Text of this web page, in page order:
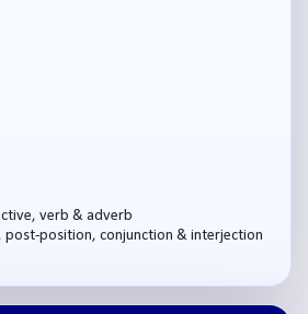
verb & adverb
post-position, conjunction & interjection